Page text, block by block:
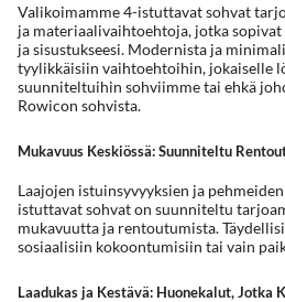
Valikoimamme 4-istuttavat sohvat
ja materiaalivaihtoehtoja, jotka
ja sisustukseesi. Modernista ja
tyylikkäisiin vaihtoehtoihin, jokaiselle
suunniteltuihin sohviimme tai ehkä
Rowicon sohvista.
Mukavuus Keskiössä: Suunniteltu
Laajojen istuinsyvyyksien ja
istuttavat sohvat on suunniteltu
mukavuutta ja rentoutumista.
sosiaalisiin kokoontumisiin tai vain
Laadukas ja Kestävä: Huonekalut, Jotka